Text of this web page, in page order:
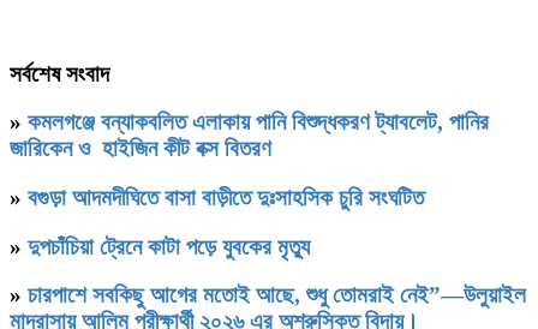
সর্বশেষ সংবাদ
» কমলগঞ্জে বন্যাকবলিত এলাকায় পানি বিশুদ্ধকরণ ট্যাবলেট, পানির
জারিকেন ও হাইজিন কীট বক্স বিতরণ
» বগুড়া আদমদীঘিতে বাসা বাড়ীতে দুঃসাহসিক চুরি সংঘটিত
» দুপচাঁচিয়া ট্রেনে কাটা পড়ে যুবকের মৃত্যু
» চারপাশে সবকিছু আগের মতোই আছে, শুধু তোমরাই নেই”—উলুয়াইল
মাদ্রাসায় আলিম পরীক্ষার্থী ২০২৬ এর অশ্রুসিক্ত বিদায়।